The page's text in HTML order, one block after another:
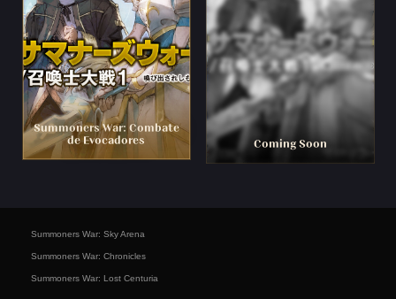
Summoners War: Combate
de Evocadores
Coming Soon
Summoners War: Sky Arena
Summoners War: Chronicles
Summoners War: Lost Centuria